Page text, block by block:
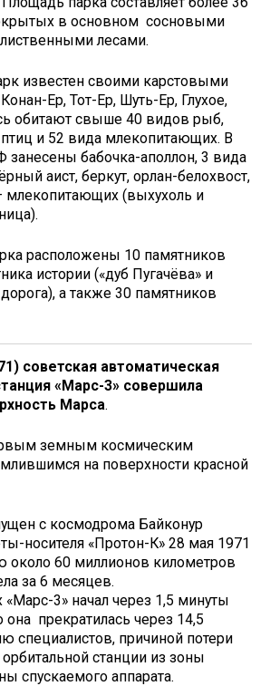
в основном сосновыми
лесами.
известен своими карстовыми
Ер, Тот-Ер, Шуть-Ер, Глухое,
обитают свыше 40 видов рыб,
и 52 вида млекопитающих. В
занесены бабочка-аполлон, 3 вида
аист, беркут, орлан-белохвост,
млекопитающих (выхухоль и
расположены 10 памятников
истории («дуб Пугачёва» и
дорога), а также 30 памятников
советская автоматическая
«Марс-3» совершила
Марса.
земным космическим
на поверхности красной
с космодрома Байконур
носителя «Протон-К» 28 мая 1971
около 60 миллионов километров
за 6 месяцев.
3» начал через 1,5 минуты
она прекратилась через 14,5
специалистов, причиной потери
орбитальной станции из зоны
спускаемого аппарата.